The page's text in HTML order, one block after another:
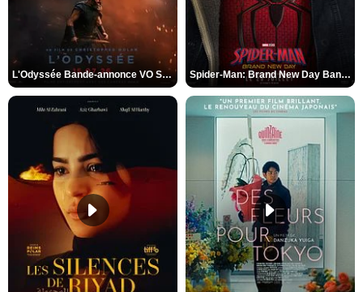
L'Odyssée Bande-annonce VO STFR Spider-Man: Brand New Day Bande-annonce VO STFR